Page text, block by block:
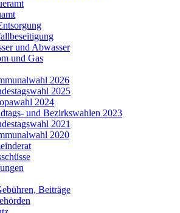
und Abwasser
und Gas
2026
2025
2024
und Bezirkswahlen 2023
2021
2020
Beiträge